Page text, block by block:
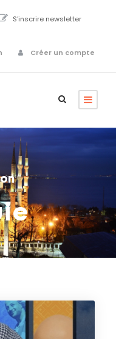
S'inscrire newsletter
Créer un compte